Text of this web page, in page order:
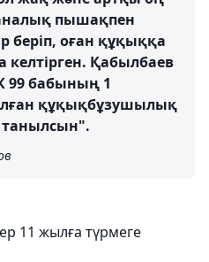
пышақпен
беріп, оған құқыққа
келтірген. Қабылбаев
99 бабының 1
құқықбұзушылық
танылсын".
11 жылға түрмеге